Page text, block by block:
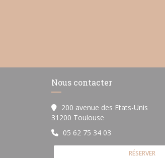
Nous contacter
200 avenue des Etats-Unis
31200 Toulouse
05 62 75 34 03
RÉSERVER